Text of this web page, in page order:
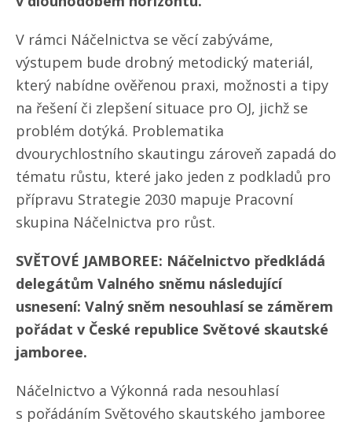
V rámci Náčelnictva se věcí zabýváme,
výstupem bude drobný metodický materiál,
který nabídne ověřenou praxi, možnosti a tipy
na řešení či zlepšení situace pro OJ, jichž se
problém dotýká. Problematika
dvourychlostního skautingu zároveň zapadá do
tématu růstu, které jako jeden z podkladů pro
přípravu Strategie 2030 mapuje Pracovní
skupina Náčelnictva pro růst.
SVĚTOVÉ JAMBOREE: Náčelnictvo předkládá
delegátům Valného sněmu následující
usnesení: Valný sněm nesouhlasí se záměrem
pořádat v České republice Světové skautské
jamboree.
Náčelnictvo a Výkonná rada nesouhlasí
s pořádáním Světového skautského jamboree